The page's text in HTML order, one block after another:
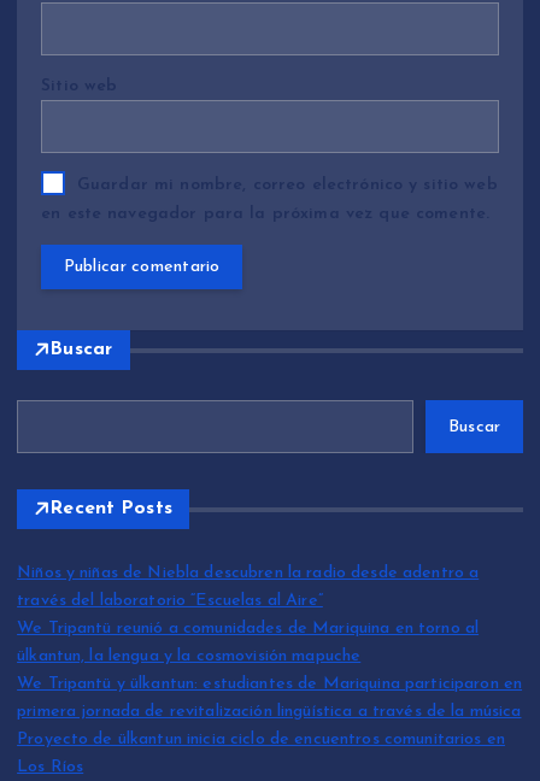
Sitio web
Guardar mi nombre, correo electrónico y sitio web
en este navegador para la próxima vez que comente.
Buscar
Buscar
Recent Posts
Niños y niñas de Niebla descubren la radio desde adentro a
través del laboratorio “Escuelas al Aire”
We Tripantü reunió a comunidades de Mariquina en torno al
ülkantun, la lengua y la cosmovisión mapuche
We Tripantü y ülkantun: estudiantes de Mariquina participaron en
primera jornada de revitalización lingüística a través de la música
Proyecto de ülkantun inicia ciclo de encuentros comunitarios en
Los Ríos